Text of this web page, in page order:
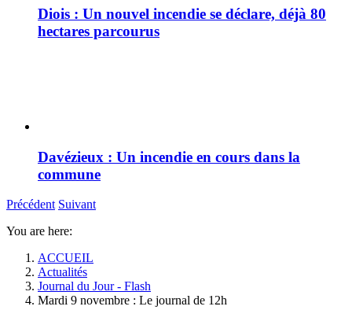
Diois : Un nouvel incendie se déclare, déjà 80
hectares parcourus
Davézieux : Un incendie en cours dans la
commune
Précédent Suivant
You are here:
ACCUEIL
Actualités
Journal du Jour - Flash
Mardi 9 novembre : Le journal de 12h